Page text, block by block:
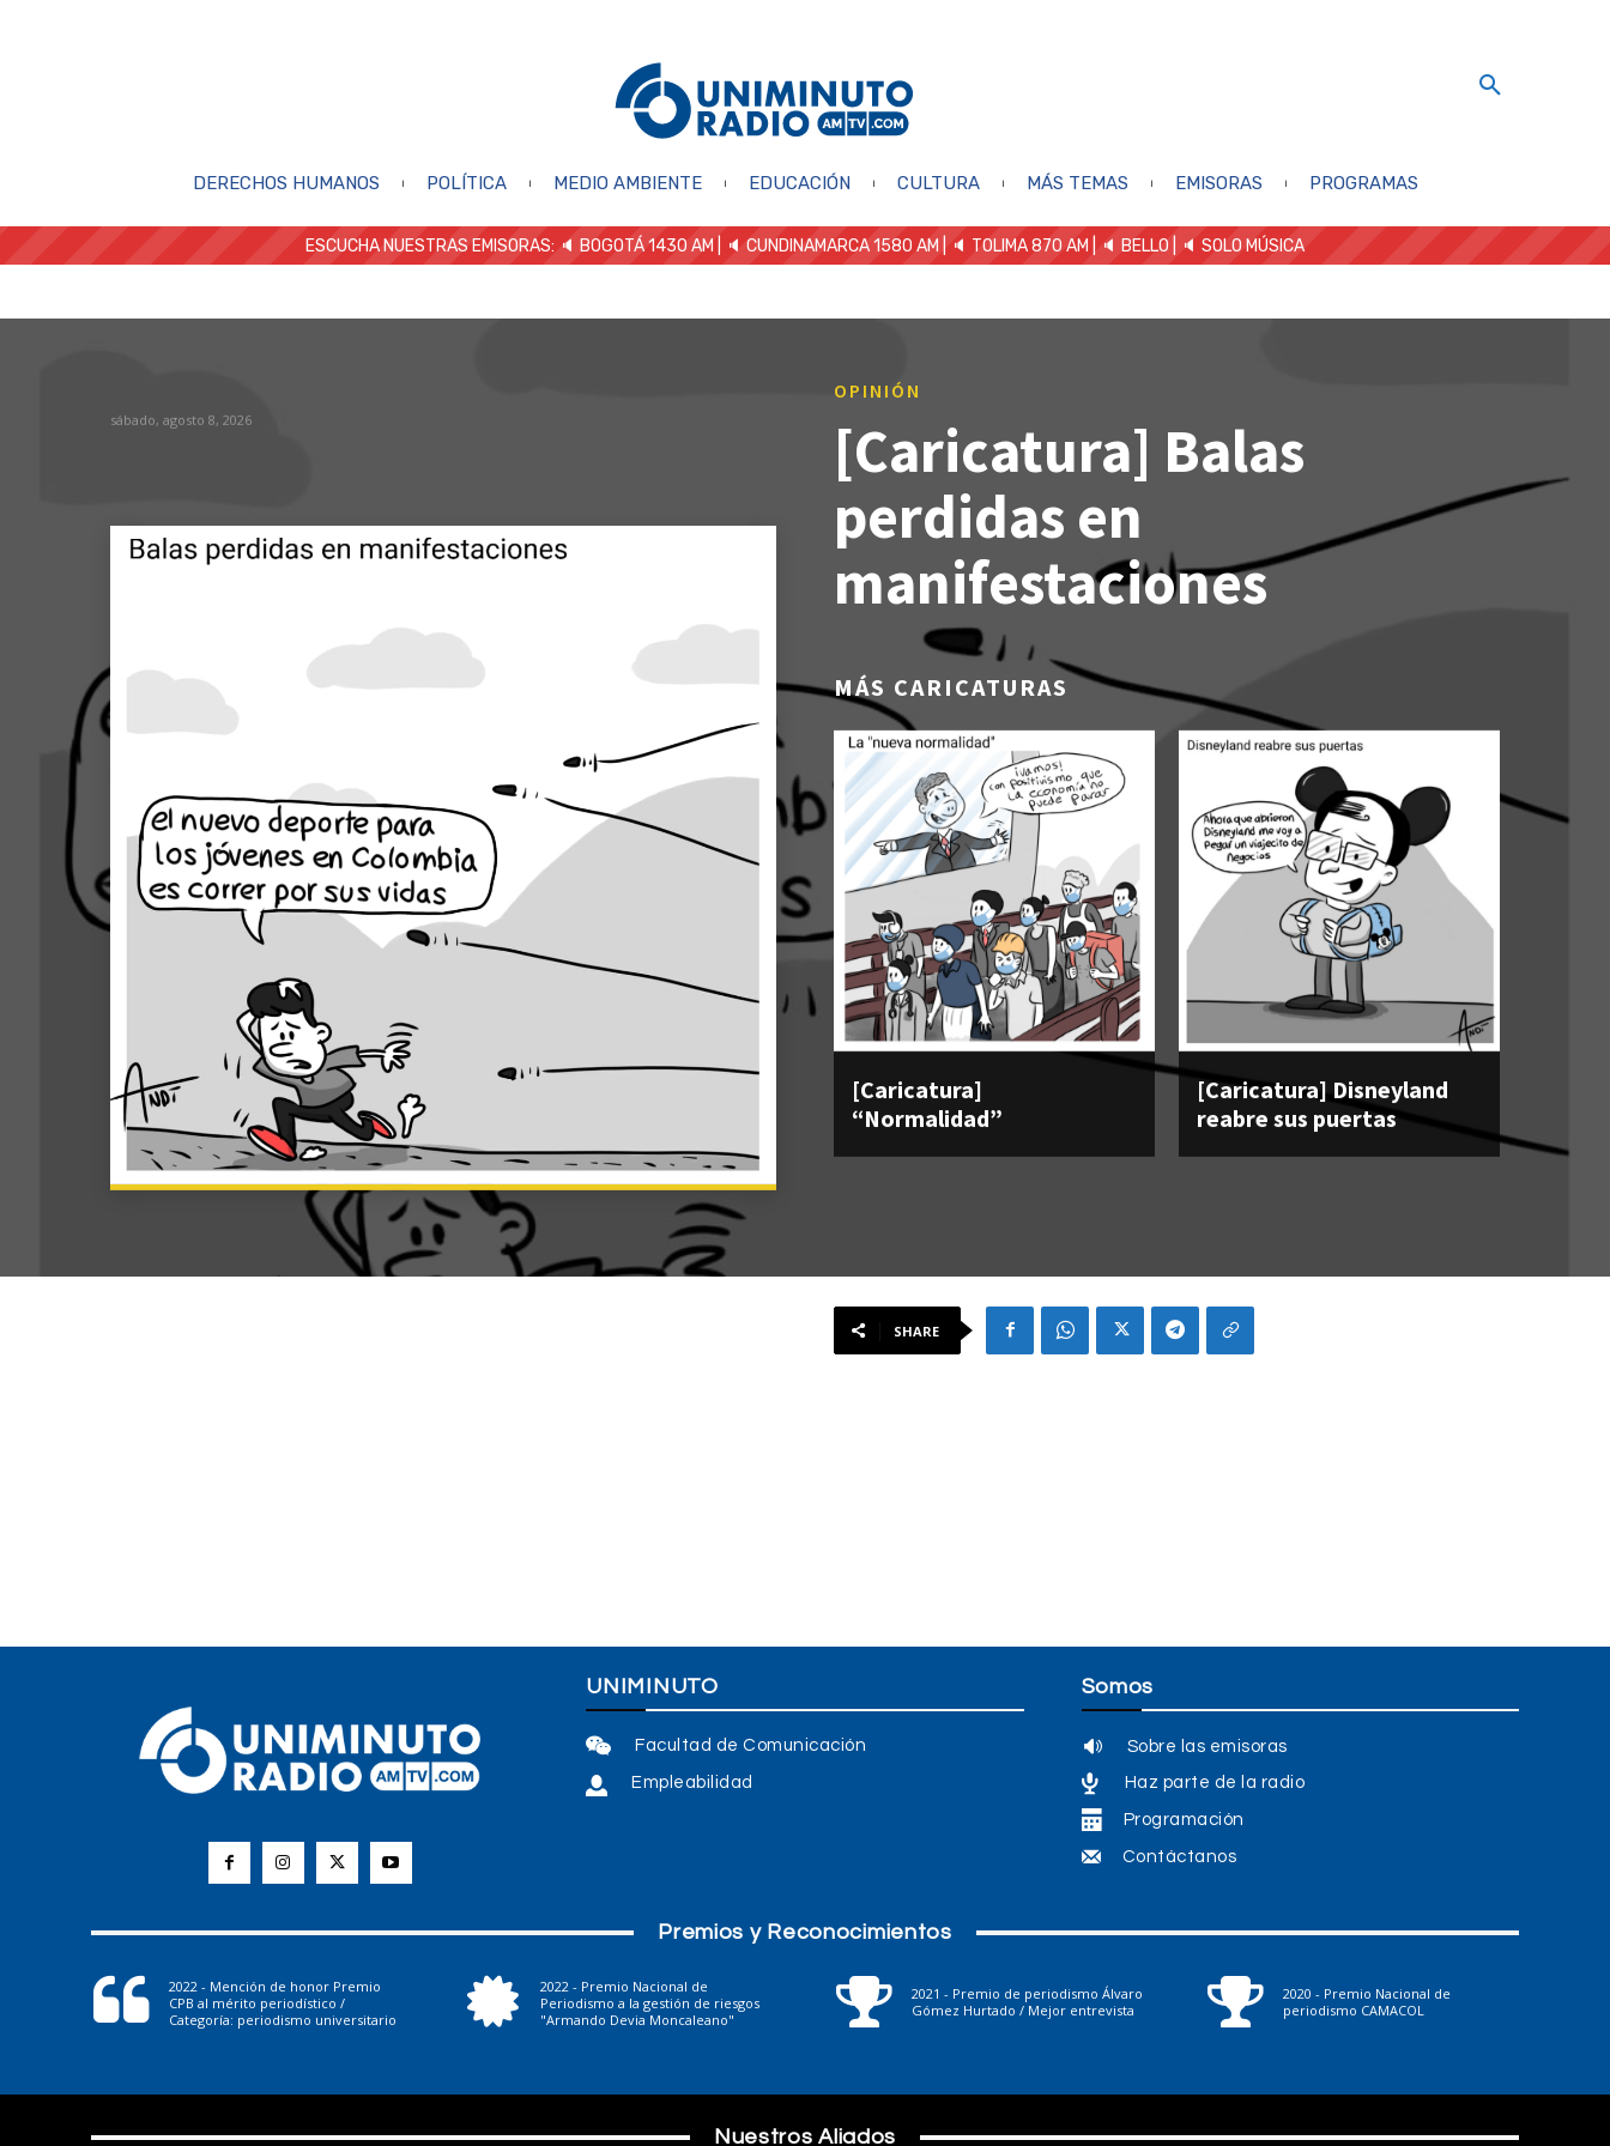
DERECHOS HUMANOS POLÍTICA MEDIO AMBIENTE EDUCACIÓN CULTURA MÁS TEMAS EMISORAS PROGRAMAS
ESCUCHA NUESTRAS EMISORAS: 🔈 BOGOTÁ 1430 AM | 🔈 CUNDINAMARCA 1580 AM | 🔈 TOLIMA 870 AM | 🔈 BELLO 🔈 SOLO MÚSICA
sábado, agosto 8, 2026
OPINIÓN
[Caricatura] Balas
perdidas en
manifestaciones
MÁS CARICATURAS
[Caricatura]
“Normalidad”
[Caricatura] Disneyland
reabre sus puertas
SHARE
UNIMINUTO
Facultad de Comunicación
Empleabilidad
Somos
Sobre las emisoras
Haz parte de la radio
Programación
Contáctanos
Premios y Reconocimientos
2022 - Mención de honor Premio
CPB al mérito periodístico /
Categoría: periodismo universitario
2022 - Premio Nacional de
Periodismo a la gestión de riesgos
"Armando Devia Moncaleano"
2021 - Premio de periodismo Álvaro
Gómez Hurtado / Mejor entrevista
2020 - Premio Nacional de
periodismo CAMACOL
Nuestros Aliados